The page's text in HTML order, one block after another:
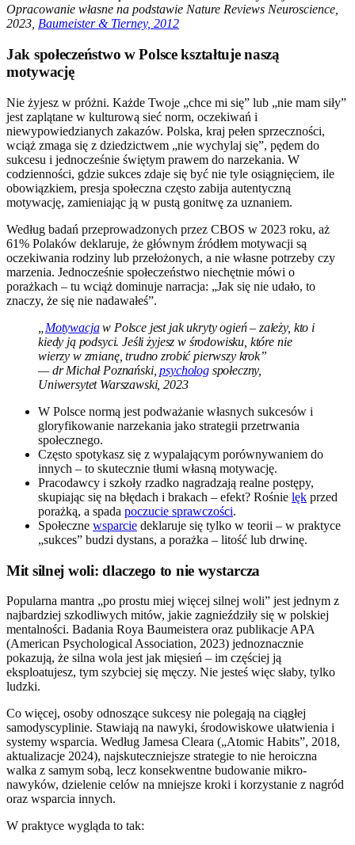
Opracowanie własne na podstawie Nature Reviews Neuroscience,
2023, Baumeister & Tierney, 2012
Jak społeczeństwo w Polsce kształtuje naszą
motywację
Nie żyjesz w próżni. Każde Twoje „chce mi się” lub „nie mam siły”
jest zaplątane w kulturową sieć norm, oczekiwań i
niewypowiedzianych zakazów. Polska, kraj pełen sprzeczności,
wciąż zmaga się z dziedzictwem „nie wychylaj się”, pędem do
sukcesu i jednocześnie świętym prawem do narzekania. W
codzienności, gdzie sukces zdaje się być nie tyle osiągnięciem, ile
obowiązkiem, presja społeczna często zabija autentyczną
motywację, zamieniając ją w pustą gonitwę za uznaniem.
Według badań przeprowadzonych przez CBOS w 2023 roku, aż
61% Polaków deklaruje, że głównym źródłem motywacji są
oczekiwania rodziny lub przełożonych, a nie własne potrzeby czy
marzenia. Jednocześnie społeczeństwo niechętnie mówi o
porażkach – tu wciąż dominuje narracja: „Jak się nie udało, to
znaczy, że się nie nadawałeś”.
Motywacjaw Polsce jest jak ukryty ogień – zależy, kto i
kiedy ją podsyci. Jeśli żyjesz w środowisku, które nie
wierzy w zmianę, trudno zrobić pierwszy krok”
— dr Michał Poznański,psychologspołeczny,
Uniwersytet Warszawski, 2023
W Polsce normą jest podważanie własnych sukcesów i
gloryfikowanie narzekania jako strategii przetrwania
społecznego.
Często spotykasz się z wypalającym porównywaniem do
innych – to skutecznie tłumi własną motywację.
Pracodawcy i szkoły rzadko nagradzają realne postępy,
skupiając się na błędach i brakach – efekt? Rośnie lęk przed
porażką, a spada poczucie sprawczości.
Społeczne wsparcie deklaruje się tylko w teorii – w praktyce
„sukces” budzi dystans, a porażka – litość lub drwinę.
Mit silnej woli: dlaczego to nie wystarcza
Popularna mantra „po prostu miej więcej silnej woli” jest jednym z
najbardziej szkodliwych mitów, jakie zagnieździły się w polskiej
mentalności. Badania Roya Baumeistera oraz publikacje APA
(American Psychological Association, 2023) jednoznacznie
pokazują, że silna wola jest jak mięsień – im częściej ją
eksploatujesz, tym szybciej się męczy. Nie jesteś więc słaby, tylko
ludzki.
Co więcej, osoby odnoszące sukcesy nie polegają na ciągłej
samodyscyplinie. Stawiają na nawyki, środowiskowe ułatwienia i
systemy wsparcia. Według Jamesa Cleara („Atomic Habits”, 2018,
aktualizacje 2024), najskuteczniejsze strategie to nie heroiczna
walka z samym sobą, lecz konsekwentne budowanie mikro-
nawyków, dzielenie celów na mniejsze kroki i korzystanie z nagród
oraz wsparcia innych.
W praktyce wygląda to tak: